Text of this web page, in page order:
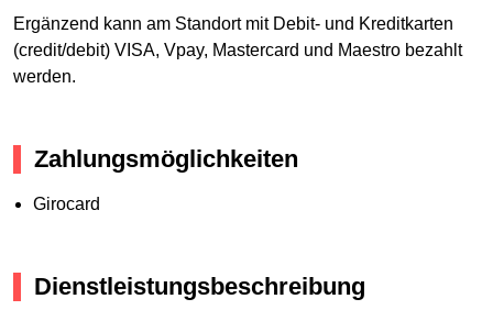
Ergänzend kann am Standort mit Debit- und Kreditkarten
(credit/debit) VISA, Vpay, Mastercard und Maestro bezahlt
werden.
Zahlungsmöglichkeiten
Girocard
Dienstleistungsbeschreibung